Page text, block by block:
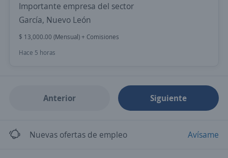
Importante empresa del sector
García, Nuevo León
$ 13,000.00 (Mensual) + Comisiones
Hace 5 horas
Anterior Siguiente
Nuevas ofertas de empleo Avísame